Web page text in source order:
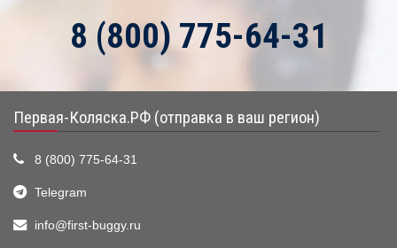
8 (800) 775-64-31
Первая-Коляска.РФ (отправка в ваш регион)
8 (800) 775-64-31
Telegram
info@first-buggy.ru